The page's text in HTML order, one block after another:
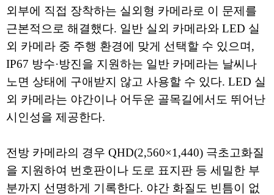
외부에 직접 장착하는 실외형 카메라로 이 문제를
근본적으로 해결했다. 일반 실외 카메라와 LED 실
외 카메라 중 주행 환경에 맞게 선택할 수 있으며,
IP67 방수·방진을 지원하는 일반 카메라는 날씨나
노면 상태에 구애받지 않고 사용할 수 있다. LED 실
외 카메라는 야간이나 어두운 골목길에서도 뛰어난
시인성을 제공한다.
전방 카메라의 경우 QHD(2,560×1,440) 극초고화질
을 지원하여 번호판이나 도로 표지판 등 세밀한 부
분까지 선명하게 기록한다. 야간 화질도 빈틈이 없